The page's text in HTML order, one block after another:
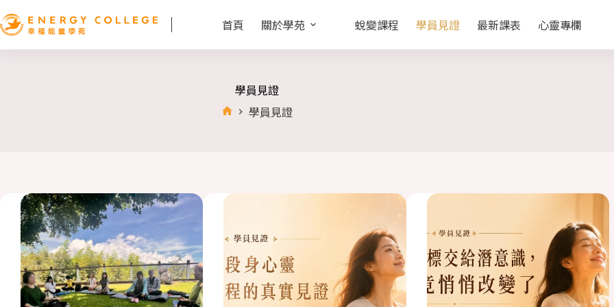
首頁 關於學苑 蛻變課程 學員見證 最新課表 心靈專欄
學員見證
學員見證